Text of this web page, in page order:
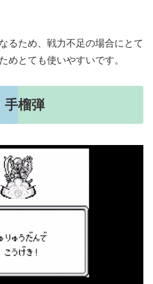
るため、戦力不足の場合にとて
めとても使いやすいです。
手榴弾